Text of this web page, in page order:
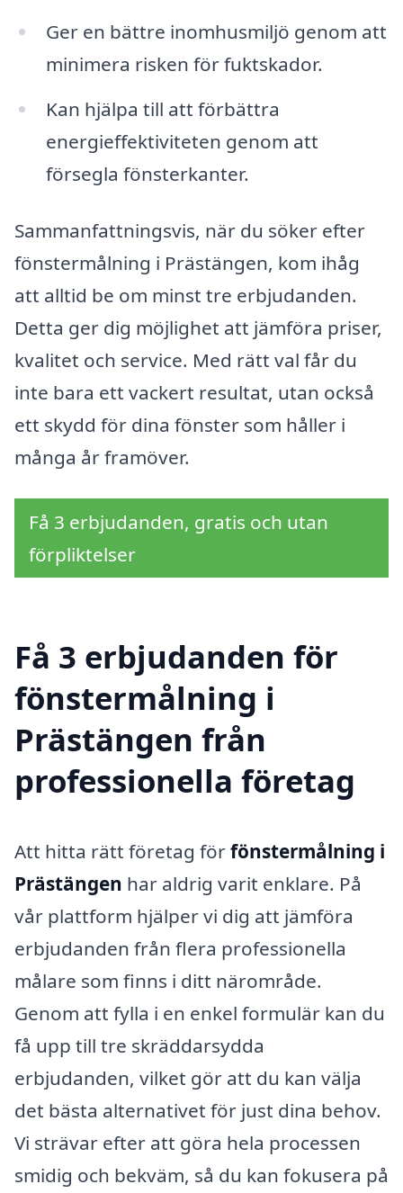
Ger en bättre inomhusmiljö genom att
minimera risken för fuktskador.
Kan hjälpa till att förbättra
energieffektiviteten genom att
försegla fönsterkanter.
Sammanfattningsvis, när du söker efter
fönstermålning i Prästängen, kom ihåg
att alltid be om minst tre erbjudanden.
Detta ger dig möjlighet att jämföra priser,
kvalitet och service. Med rätt val får du
inte bara ett vackert resultat, utan också
ett skydd för dina fönster som håller i
många år framöver.
Få 3 erbjudanden, gratis och utan
förpliktelser
Få 3 erbjudanden för
fönstermålning i
Prästängen från
professionella företag
Att hitta rätt företag förfönstermålning i
Prästängen har aldrig varit enklare. På
vår plattform hjälper vi dig att jämföra
erbjudanden från flera professionella
målare som finns i ditt närområde.
Genom att fylla i en enkel formulär kan du
få upp till tre skräddarsydda
erbjudanden, vilket gör att du kan välja
det bästa alternativet för just dina behov.
Vi strävar efter att göra hela processen
smidig och bekväm, så du kan fokusera på